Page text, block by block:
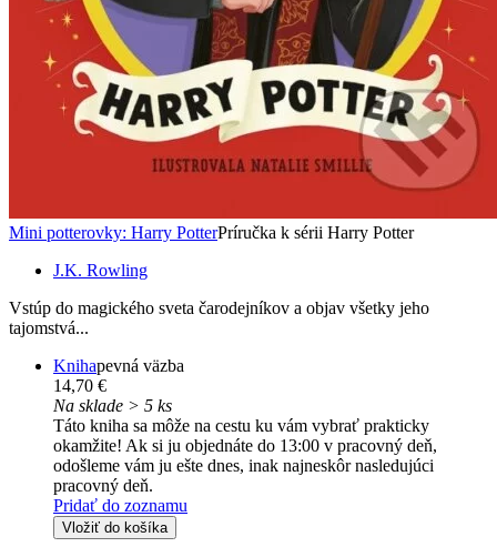
Mini potterovky: Harry PotterPríručka k sérii Harry Potter
J.K. Rowling
Vstúp do magického sveta čarodejníkov a objav všetky jeho
tajomstvá...
Knihapevná väzba
14,70 €
Na sklade > 5 ks
Táto kniha sa môže na cestu ku vám vybrať prakticky
okamžite! Ak si ju objednáte do 13:00 v pracovný deň,
odošleme vám ju ešte dnes, inak najneskôr nasledujúci
pracovný deň.
Pridať do zoznamu
Vložiť do košíka